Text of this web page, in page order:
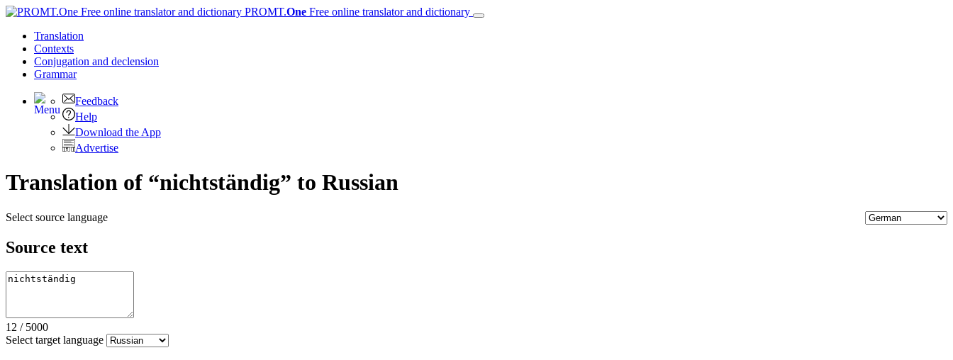
PROMT.One Free online translator and dictionary
Translation
Contexts
Conjugation and declension
Grammar
Feedback
Help
Download the App
Advertise
Translation of “nichtständig” to Russian
Select source language
Source text
12 / 5000
Select target language